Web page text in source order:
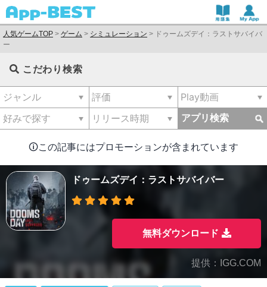
人気ゲームTOP > ゲーム > シミュレーション > ドゥームズデイ：ラストサバイバ
ー
こだわり検索
アプリ検索
🛈この記事にはプロモーションが含まれています
ドゥームズデイ：ラストサバイバー
無料ダウンロード
提供：IGG.COM